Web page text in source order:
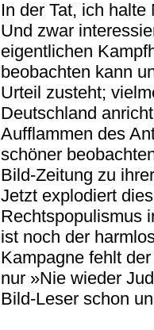
In der Tat, ich
Und zwar
eigentlichen
beobachten kann
Urteil zusteht;
Deutschland
Aufflammen des
schöner
Bild-Zeitung zu
Jetzt explodiert
Rechtspopulismus
ist noch der
Kampagne fehlt
nur »Nie wieder
Bild-Leser schon